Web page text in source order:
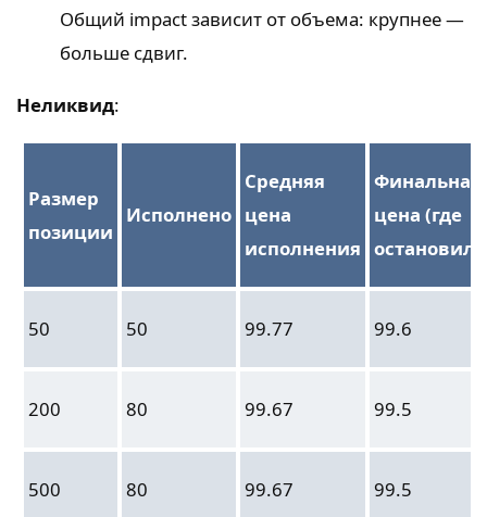
Общий impact зависит от объема: крупнее —
больше сдвиг.
Неликвид:
Размер
позиции
Исполнено
Средняя
цена
исполнения
Финальная
цена (где
50 50 99.77 99.6
200 80 99.67 99.5
500 80 99.67 99.5